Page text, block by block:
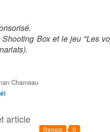
Box et le jeu "Les
Chameau
article
Repost 0